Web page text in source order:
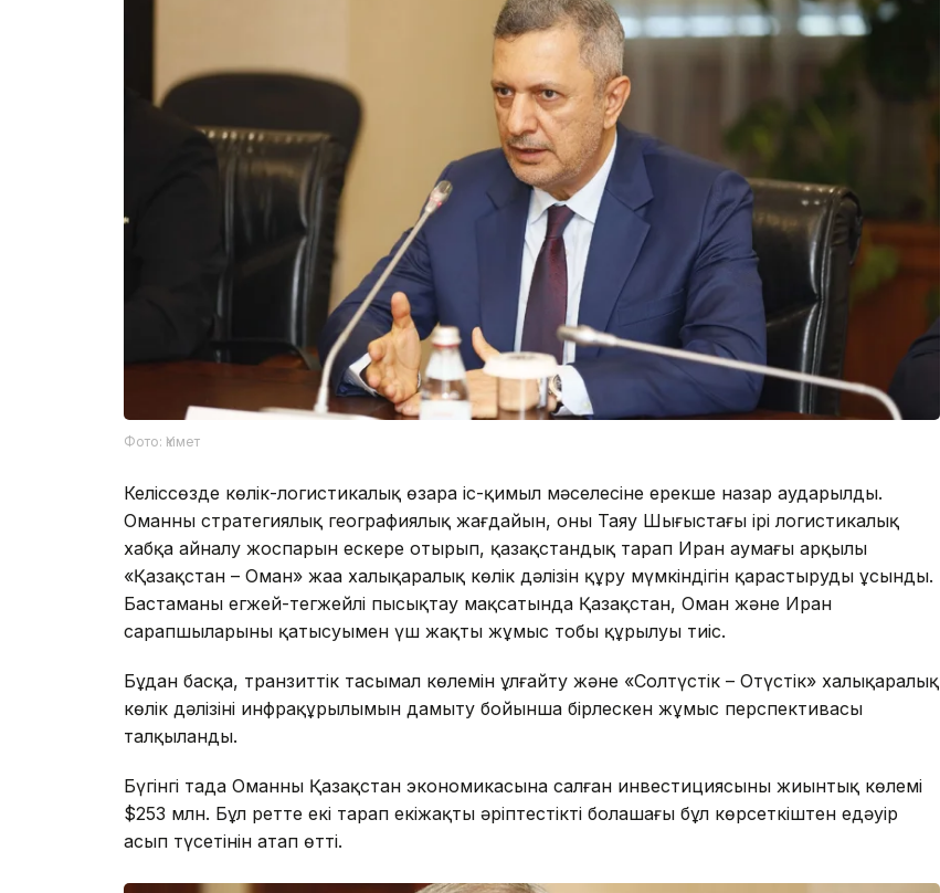
Фото: Үкімет
Келіссөзде көлік-логистикалық өзара іс-қимыл мәселесіне ерекше назар аударылды.
Оманның стратегиялық географиялық жағдайын, оның Таяу Шығыстағы ірі логистикалық
хабқа айналу жоспарын ескере отырып, қазақстандық тарап Иран аумағы арқылы
«Қазақстан – Оман» жаңа халықаралық көлік дәлізін құру мүмкіндігін қарастыруды ұсынды.
Бастаманы егжей-тегжейлі пысықтау мақсатында Қазақстан, Оман және Иран
сарапшыларының қатысуымен үш жақты жұмыс тобы құрылуы тиіс.
Бұдан басқа, транзиттік тасымал көлемін ұлғайту және «Солтүстік – Оңтүстік» халықаралық
көлік дәлізінің инфрақұрылымын дамыту бойынша бірлескен жұмыс перспективасы
талқыланды.
Бүгінгі таңда Оманның Қазақстан экономикасына салған инвестициясының жиынтық көлемі
$253 млн. Бұл ретте екі тарап екіжақты әріптестіктің болашағы бұл көрсеткіштен едәуір
асып түсетінін атап өтті.